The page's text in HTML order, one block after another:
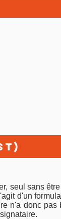
seul sans
d'un
n'a donc pas